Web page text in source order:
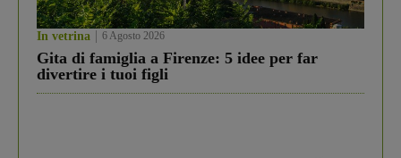
In vetrina 6 Agosto 2026
Gita di famiglia a Firenze: 5 idee per far
divertire i tuoi figli